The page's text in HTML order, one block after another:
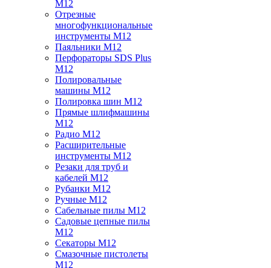
M12
Отрезные
многофункциональные
инструменты M12
Паяльники M12
Перфораторы SDS Plus
M12
Полировальные
машины M12
Полировка шин M12
Прямые шлифмашины
M12
Радио M12
Расширительные
инструменты M12
Резаки для труб и
кабелей M12
Рубанки M12
Ручные M12
Сабельные пилы M12
Садовые цепные пилы
M12
Секаторы M12
Смазочные пистолеты
M12